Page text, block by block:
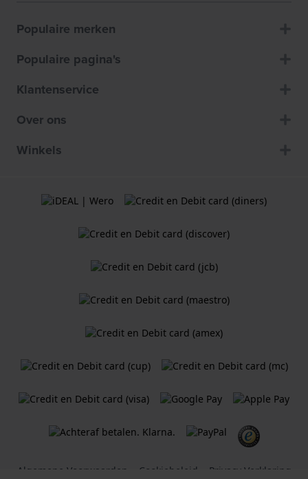
Populaire merken
Populaire pagina's
Klantenservice
Over ons
Winkels
Algemene Voorwaarden Cookiebeleid Privacy Verklaring